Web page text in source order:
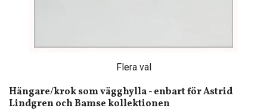
Flera val
Hängare/krok som vägghylla - enbart för Astrid
Lindgren och Bamse kollektionen